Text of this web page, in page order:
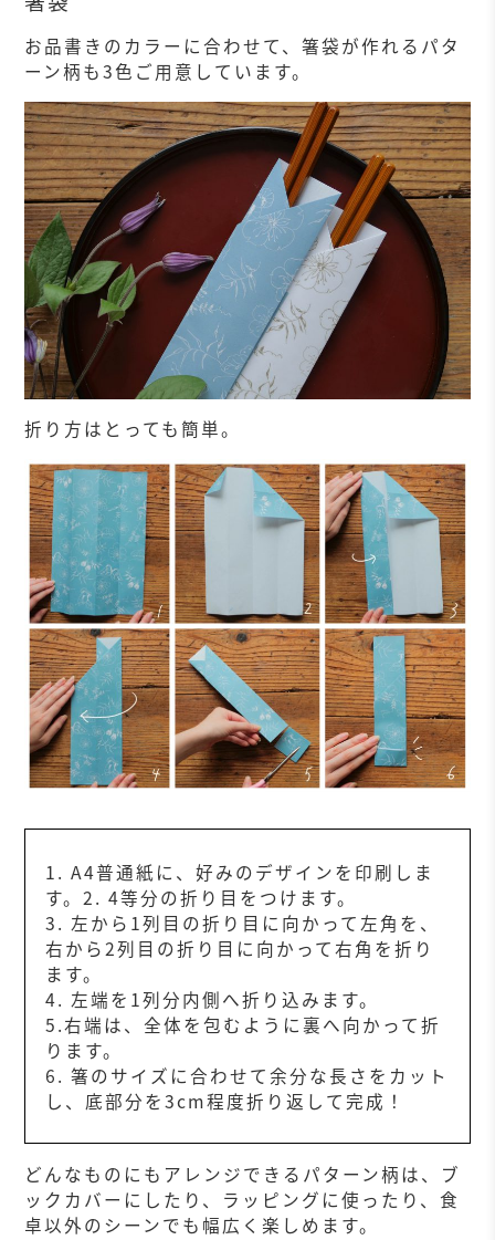
お品書きのカラーに合わせて、箸袋が作れるパタ
ーン柄も3色ご用意しています。
折り方はとっても簡単。
1. A4普通紙に、好みのデザインを印刷しま
す。2. 4等分の折り目をつけます。
3. 左から1列目の折り目に向かって左角を、
右から2列目の折り目に向かって右角を折り
ます。
4. 左端を1列分内側へ折り込みます。
5.右端は、全体を包むように裏へ向かって折
ります。
6. 箸のサイズに合わせて余分な長さをカット
し、底部分を3cm程度折り返して完成！
どんなものにもアレンジできるパターン柄は、ブ
ックカバーにしたり、ラッピングに使ったり、食
卓以外のシーンでも幅広く楽しめます。